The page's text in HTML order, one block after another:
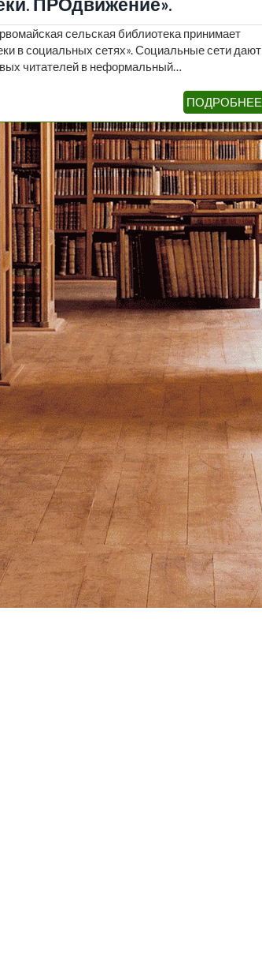
ПРОдвижение».
сельская библиотека принимает
в социальных сетях». Социальные сети дают
читателей в неформальный…
ПОДРОБНЕЕ